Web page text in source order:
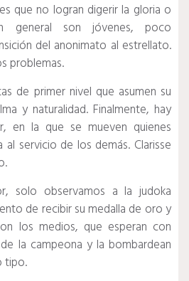
que no logran digerir la gloria o
general son jóvenes, poco
del anonimato al estrellato.
problemas.
de primer nivel que asumen su
y naturalidad. Finalmente, hay
en la que se mueven quienes
al servicio de los demás. Clarisse
solo observamos a la judoka
de recibir su medalla de oro y
los medios, que esperan con
la campeona y la bombardean
tipo.